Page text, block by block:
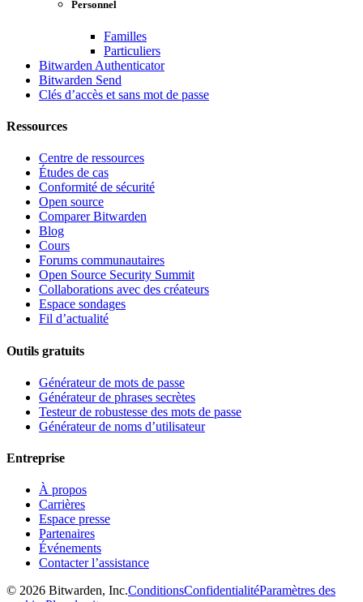
Personnel
Familles
Particuliers
Bitwarden Authenticator
Bitwarden Send
Clés d’accès et sans mot de passe
Ressources
Centre de ressources
Études de cas
Conformité de sécurité
Open source
Comparer Bitwarden
Blog
Cours
Forums communautaires
Open Source Security Summit
Collaborations avec des créateurs
Espace sondages
Fil d’actualité
Outils gratuits
Générateur de mots de passe
Générateur de phrases secrètes
Testeur de robustesse des mots de passe
Générateur de noms d’utilisateur
Entreprise
À propos
Carrières
Espace presse
Partenaires
Événements
Contacter l’assistance
© 2026 Bitwarden, Inc.ConditionsConfidentialitéParamètres des